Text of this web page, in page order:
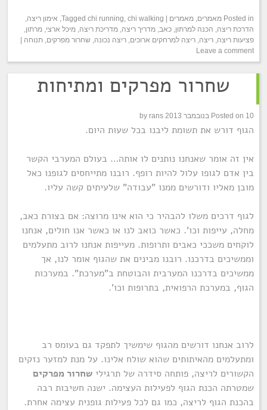
Posted in מאמרים,מאמרים Tagged chi running, chi walking
, אימון ריצה,
הדרכת ריצה, הכנה למרתון,כאב,מדריך ריצה,מדריכת ריצה,מיכל ארצי,מרתון,
פציעות ריצה,ריצה,ריצה למרחקים ארוכים,ריצה נכונה, שחרור מפרקים,תנוחה
Leave a comment
שחרור מפרקים ומתיחות
Posted on 10 בנובמבר 2013 by rans
הגוף דורש את תשומת ליבנו בכל שעות היום.
אין זה אומר שאנחנו נותנים לו אותה… בעולם המערבי הקשר
בין אדם לגופו עלול להיות רופף. רובנו מתייחסים לגופנו כאל
מובן מאליו ודורשים ממנו "עבודה" שלעיתים קשה עליו.
לגוף דרכים משלו להבהיר כי הוא אינו מרוצה: אם בצורת כאב,
מחלה, עייפות וכו'. כאשר כואב לנו או כאשר אנו חולים, אנחנו
לוקחים משככי כאבים ותרופות. מעייפות אנחנו לרוב מתעלמים
וממשיכים בדרכנו. רובנו מבינים את שהגוף אומר לנו, אך
ממשיכים בדרכנו המערבית והבוטחת ב"מערכת". במערכות
הגוף, במערכת הרפואית, בתרופות וכו'.
לרוב אנחנו דורשים מהגוף שימשיך לתפקד גם בעומס רב
ומתעלמים מהאיתותים שהוא שולח אלינו. על מנת למזער נזקים
הקשורים לריצה, פותחה סידרה של תרגילישחרור מפרקים
שמטרתה הכנת הגוף לפעילות העצימה. ישנה חשיבות רבה
בהכנת הגוף לריצה, כמו גם לכל פעילות גופנית עצימה אחרת.